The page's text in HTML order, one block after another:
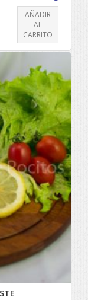
AÑADIR
AL
CARRITO